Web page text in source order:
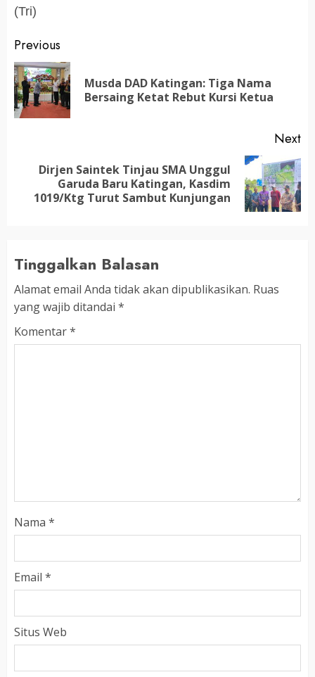
(Tri)
Post
navigation
Previous
Musda DAD Katingan: Tiga Nama
Bersaing Ketat Rebut Kursi Ketua
Next
Next
post:
Dirjen Saintek Tinjau SMA Unggul
Garuda Baru Katingan, Kasdim
1019/Ktg Turut Sambut Kunjungan
Tinggalkan Balasan
Alamat email Anda tidak akan dipublikasikan. Ruas
yang wajib ditandai *
Komentar*
Nama *
Email *
Situs Web